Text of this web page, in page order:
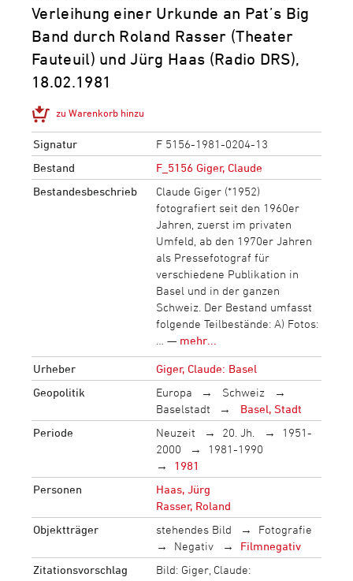
Verleihung einer Urkunde an Pat’s Big
Band durch Roland Rasser (Theater
Fauteuil) und Jürg Haas (Radio DRS),
18.02.1981
zu Warenkorb hinzu
Signatur
F 5156-1981-0204-13
Bestand
F_5156 Giger, Claude
Bestandesbeschrieb
Claude Giger (*1952)
fotografiert seit den 1960er
Jahren, zuerst im privaten
Umfeld, ab den 1970er Jahren
als Pressefotograf für
verschiedene Publikation in
Basel und in der ganzen
Schweiz. Der Bestand umfasst
folgende Teilbestände: A) Fotos:
… — mehr...
Urheber
Giger, Claude: Basel
Geopolitik
Europa
Schweiz
Baselstadt
Basel, Stadt
Periode
Neuzeit 20. Jh.
1951-
2000
1981-1990
1981
Personen
Haas, Jürg
Rasser, Roland
Objektträger
stehendes Bild
Fotografie
Negativ
Filmnegativ
Zitationsvorschlag
Bild: Giger, Claude: